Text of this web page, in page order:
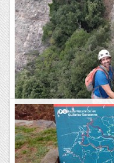
Aresta del Violí a la
Molt guapa via en el seu grau,
divisió i un traçat súper xulo.
equipada amb parabolts i és